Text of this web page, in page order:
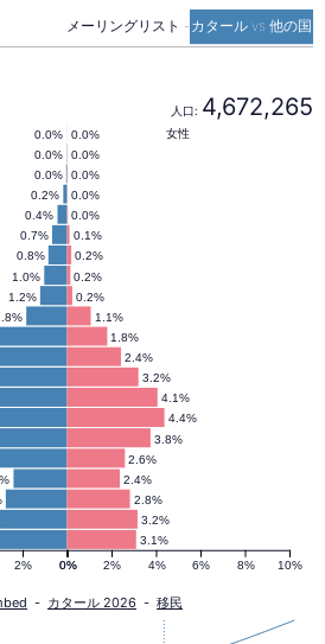
メーリングリスト - カタール vs 他の国
人口: 4,672,265
3.1%
3.2%
2.8%
2.4%
2.6%
3.8%
4.4%
4.1%
3.2%
2.4%
1.8%
1.1%
0.2%
1.2%
0.2%
1.0%
0.2%
0.8%
0.1%
0.7%
0.0%
0.4%
0.0%
0.2%
0.0%
0.0%
0.0%
0.0%
0.0%
0.0% 女性
0% 2% 4% 6% 8% 10%
2% 0%
- カタール 2026 - 移民